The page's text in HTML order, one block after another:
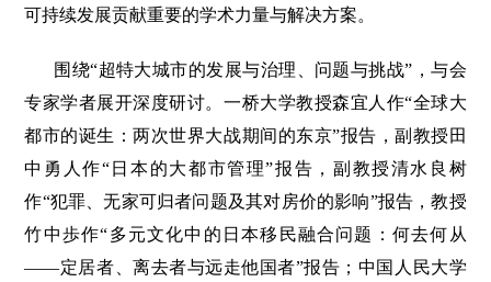
可持续发展贡献重要的学术力量与解决方案。
围绕“超特大城市的发展与治理、问题与挑战”，与会
专家学者展开深度研讨。一桥大学教授森宜人作“全球大
都市的诞生：两次世界大战期间的东京”报告，副教授田
中勇人作“日本的大都市管理”报告，副教授清水良树
作“犯罪、无家可归者问题及其对房价的影响”报告，教授
竹中歩作“多元文化中的日本移民融合问题：何去何从
——定居者、离去者与远走他国者”报告；中国人民大学